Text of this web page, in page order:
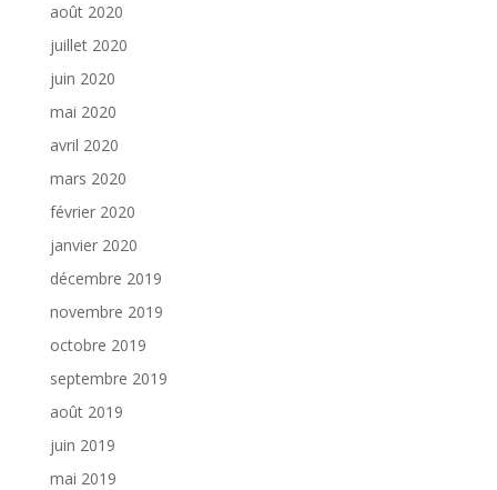
août 2020
juillet 2020
juin 2020
mai 2020
avril 2020
mars 2020
février 2020
janvier 2020
décembre 2019
novembre 2019
octobre 2019
septembre 2019
août 2019
juin 2019
mai 2019